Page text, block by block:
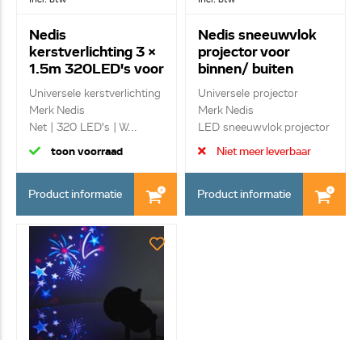
Nedis
kerstverlichting 3 x
1.5m 320LED's voor
binnen/ buiten
CLLN320
Universele kerstverlichting
Merk Nedis
Net | 320 LED's | W...
toon voorraad
Product informatie
Nedis sneeuwvlok
projector voor
binnen/ buiten
CLPR1
Universele projector
Merk Nedis
LED sneeuwvlok projector
|...
Niet meer leverbaar
Product informatie